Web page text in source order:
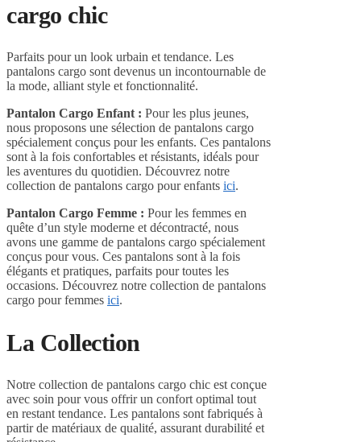
cargo chic
Parfaits pour un look urbain et tendance. Les
pantalons cargo sont devenus un incontournable de
la mode, alliant style et fonctionnalité.
Pantalon Cargo Enfant : Pour les plus jeunes,
nous proposons une sélection de pantalons cargo
spécialement conçus pour les enfants. Ces pantalons
sont à la fois confortables et résistants, idéals pour
les aventures du quotidien. Découvrez notre
collection de pantalons cargo pour enfants ici.
Pantalon Cargo Femme : Pour les femmes en
quête d’un style moderne et décontracté, nous
avons une gamme de pantalons cargo spécialement
conçus pour vous. Ces pantalons sont à la fois
élégants et pratiques, parfaits pour toutes les
occasions. Découvrez notre collection de pantalons
cargo pour femmes ici.
La Collection
Notre collection de pantalons cargo chic est conçue
avec soin pour vous offrir un confort optimal tout
en restant tendance. Les pantalons sont fabriqués à
partir de matériaux de qualité, assurant durabilité et